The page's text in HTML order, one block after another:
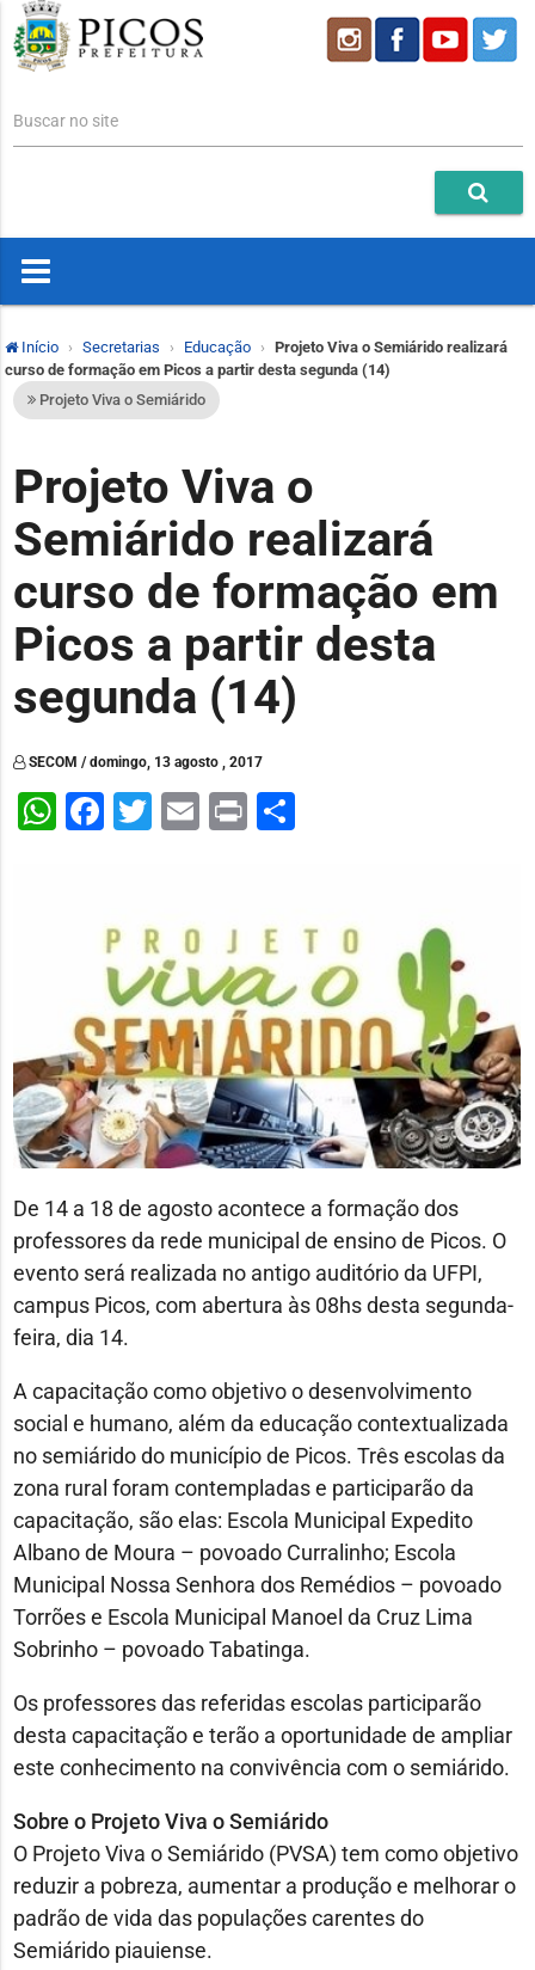
Buscar no site
Início Secretarias Educação
Projeto Viva o Semiárido realizará
curso de formação em Picos a partir desta segunda (14)
Projeto Viva o Semiárido
Projeto Viva o
Semiárido realizará
curso de formação em
Picos a partir desta
segunda (14)
SECOM / domingo, 13 agosto , 2017
WhatsApp
Facebook
Twitter
Email
PrintShare
De 14 a 18 de agosto acontece a formação dos
professores da rede municipal de ensino de Picos. O
evento será realizada no antigo auditório da UFPI,
campus Picos, com abertura às 08hs desta segunda-
feira, dia 14.
A capacitação como objetivo o desenvolvimento
social e humano, além da educação contextualizada
no semiárido do município de Picos. Três escolas da
zona rural foram contempladas e participarão da
capacitação, são elas: Escola Municipal Expedito
Albano de Moura – povoado Curralinho; Escola
Municipal Nossa Senhora dos Remédios – povoado
Torrões e Escola Municipal Manoel da Cruz Lima
Sobrinho – povoado Tabatinga.
Os professores das referidas escolas participarão
desta capacitação e terão a oportunidade de ampliar
este conhecimento na convivência com o semiárido.
Sobre o Projeto Viva o Semiárido
O Projeto Viva o Semiárido (PVSA) tem como objetivo
reduzir a pobreza, aumentar a produção e melhorar o
padrão de vida das populações carentes do
Semiárido piauiense.